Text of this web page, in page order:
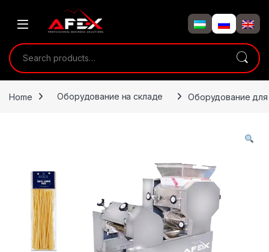
Search for:
Home Оборудование на складе Оборудование